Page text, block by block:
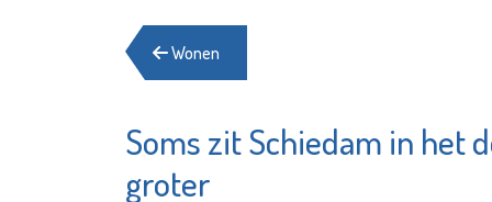
Wonen
Soms zit Schiedam in het
groter
Stadsgehoorzaal
Naut